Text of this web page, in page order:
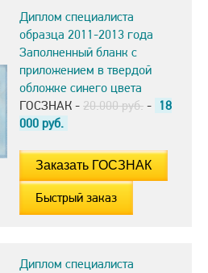
Диплом специалиста
образца 2011-2013 года
Заполненный бланк с
приложением в твердой
обложке синего цвета
ГОСЗНАК - 20.000 руб. - 18
000 руб.
Быстрый заказ
Диплом специалиста